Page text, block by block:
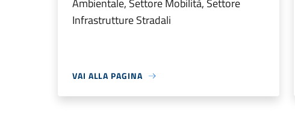
Ambientale, Settore Mobilità, Settore
Infrastrutture Stradali
VAI ALLA PAGINA